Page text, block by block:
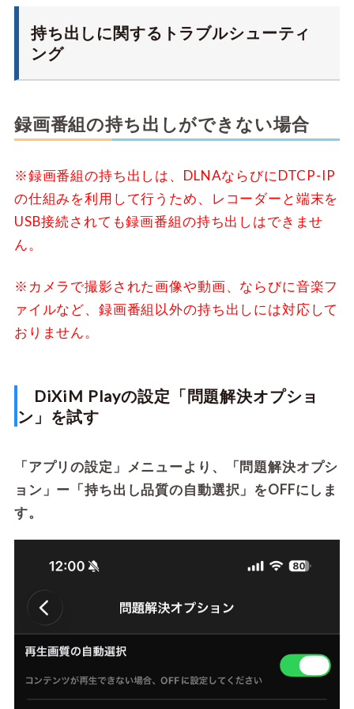
持ち出しに関するトラブルシューティ
ング
録画番組の持ち出しができない場合
※録画番組の持ち出しは、DLNAならびにDTCP-IP
の仕組みを利用して行うため、レコーダーと端末を
USB接続されても録画番組の持ち出しはできませ
ん。
※カメラで撮影された画像や動画、ならびに音楽フ
ァイルなど、録画番組以外の持ち出しには対応して
おりません。
DiXiM Playの設定「問題解決オプショ
ン」を試す
「アプリの設定」メニューより、「問題解決オプシ
ョン」ー「持ち出し品質の自動選択」をOFFにしま
す。